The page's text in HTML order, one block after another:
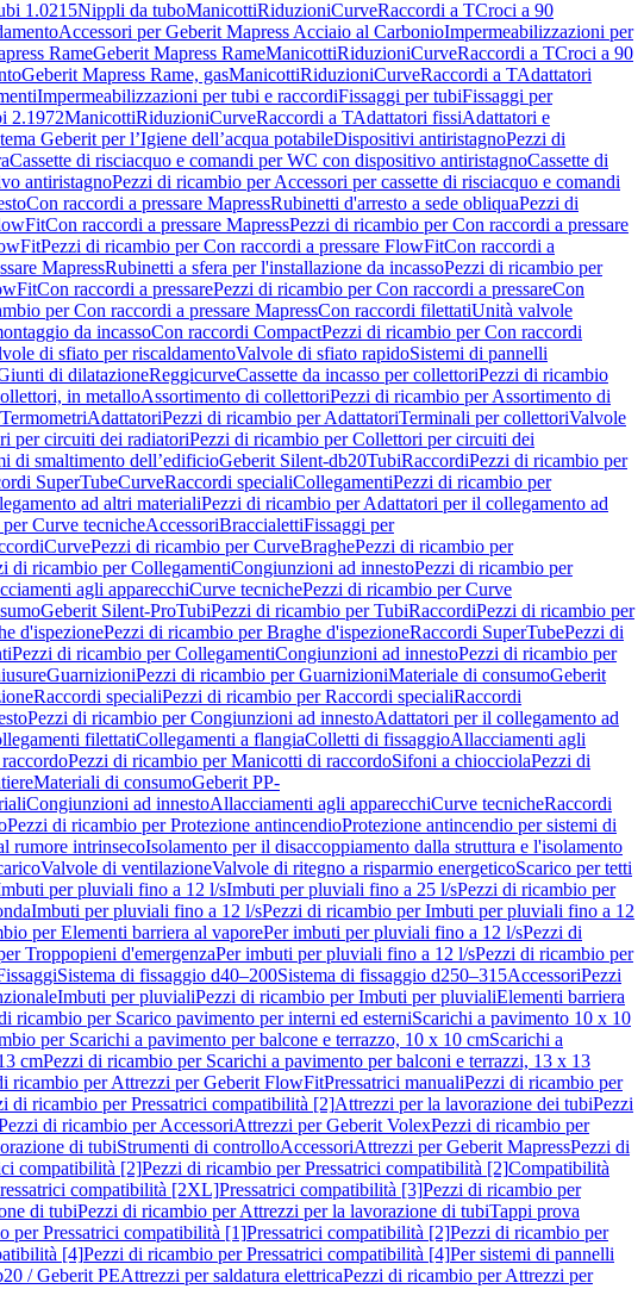
1.0215Nippli da tuboManicottiRiduzioniCurveRaccordi a TCroci a 90
Accessori per Geberit Mapress Acciaio al CarbonioImpermeabilizzazioni per
RameGeberit Mapress RameManicottiRiduzioniCurveRaccordi a TCroci a 90
Geberit Mapress Rame, gasManicottiRiduzioniCurveRaccordi a TAdattatori
Impermeabilizzazioni per tubi e raccordiFissaggi per tubiFissaggi per
2.1972ManicottiRiduzioniCurveRaccordi a TAdattatori fissiAdattatori e
Geberit per l’Igiene dell’acqua potabileDispositivi antiristagnoPezzi di
Cassette di risciacquo e comandi per WC con dispositivo antiristagnoCassette di
antiristagnoPezzi di ricambio per Accessori per cassette di risciacquo e comandi
Con raccordi a pressare MapressRubinetti d'arresto a sede obliquaPezzi di
Con raccordi a pressare MapressPezzi di ricambio per Con raccordi a pressare
Pezzi di ricambio per Con raccordi a pressare FlowFitCon raccordi a
MapressRubinetti a sfera per l'installazione da incassoPezzi di ricambio per
Con raccordi a pressarePezzi di ricambio per Con raccordi a pressareCon
per Con raccordi a pressare MapressCon raccordi filettatiUnità valvole
da incassoCon raccordi CompactPezzi di ricambio per Con raccordi
di sfiato per riscaldamentoValvole di sfiato rapidoSistemi di pannelli
di dilatazioneReggicurveCassette da incasso per collettoriPezzi di ricambio
in metalloAssortimento di collettoriPezzi di ricambio per Assortimento di
TermometriAdattatoriPezzi di ricambio per AdattatoriTerminali per collettoriValvole
per circuiti dei radiatoriPezzi di ricambio per Collettori per circuiti dei
di smaltimento dell’edificioGeberit Silent-db20TubiRaccordiPezzi di ricambio per
SuperTubeCurveRaccordi specialiCollegamentiPezzi di ricambio per
ad altri materialiPezzi di ricambio per Adattatori per il collegamento ad
Curve tecnicheAccessoriBraccialettiFissaggi per
CurvePezzi di ricambio per CurveBraghePezzi di ricambio per
di ricambio per CollegamentiCongiunzioni ad innestoPezzi di ricambio per
agli apparecchiCurve tecnichePezzi di ricambio per Curve
Geberit Silent-ProTubiPezzi di ricambio per TubiRaccordiPezzi di ricambio per
d'ispezionePezzi di ricambio per Braghe d'ispezioneRaccordi SuperTubePezzi di
Pezzi di ricambio per CollegamentiCongiunzioni ad innestoPezzi di ricambio per
GuarnizioniPezzi di ricambio per GuarnizioniMateriale di consumoGeberit
Raccordi specialiPezzi di ricambio per Raccordi specialiRaccordi
Pezzi di ricambio per Congiunzioni ad innestoAdattatori per il collegamento ad
filettatiCollegamenti a flangiaColletti di fissaggioAllacciamenti agli
Pezzi di ricambio per Manicotti di raccordoSifoni a chiocciolaPezzi di
Materiali di consumoGeberit PP-
Congiunzioni ad innestoAllacciamenti agli apparecchiCurve tecnicheRaccordi
Pezzi di ricambio per Protezione antincendioProtezione antincendio per sistemi di
rumore intrinsecoIsolamento per il disaccoppiamento dalla struttura e l'isolamento
Valvole di ventilazioneValvole di ritegno a risparmio energeticoScarico per tetti
per pluviali fino a 12 l/sImbuti per pluviali fino a 25 l/sPezzi di ricambio per
Imbuti per pluviali fino a 12 l/sPezzi di ricambio per Imbuti per pluviali fino a 12
per Elementi barriera al vaporePer imbuti per pluviali fino a 12 l/sPezzi di
Troppopieni d'emergenzaPer imbuti per pluviali fino a 12 l/sPezzi di ricambio per
Sistema di fissaggio d40–200Sistema di fissaggio d250–315AccessoriPezzi
Imbuti per pluvialiPezzi di ricambio per Imbuti per pluvialiElementi barriera
ricambio per Scarico pavimento per interni ed esterniScarichi a pavimento 10 x 10
per Scarichi a pavimento per balcone e terrazzo, 10 x 10 cmScarichi a
cmPezzi di ricambio per Scarichi a pavimento per balconi e terrazzi, 13 x 13
ricambio per Attrezzi per Geberit FlowFitPressatrici manualiPezzi di ricambio per
di ricambio per Pressatrici compatibilità [2]Attrezzi per la lavorazione dei tubiPezzi
di ricambio per AccessoriAttrezzi per Geberit VolexPezzi di ricambio per
di tubiStrumenti di controlloAccessoriAttrezzi per Geberit MapressPezzi di
compatibilità [2]Pezzi di ricambio per Pressatrici compatibilità [2]Compatibilità
compatibilità [2XL]Pressatrici compatibilità [3]Pezzi di ricambio per
di tubiPezzi di ricambio per Attrezzi per la lavorazione di tubiTappi prova
per Pressatrici compatibilità [1]Pressatrici compatibilità [2]Pezzi di ricambio per
[4]Pezzi di ricambio per Pressatrici compatibilità [4]Per sistemi di pannelli
/ Geberit PEAttrezzi per saldatura elettricaPezzi di ricambio per Attrezzi per